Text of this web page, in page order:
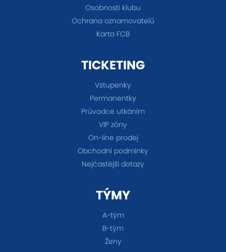
Osobnosti klubu
Ochrana oznamovatelů
Karta FCB
TICKETING
Vstupenky
Permanentky
Průvodce utkáním
VIP zóny
On-line prodej
Obchodní podmínky
Nejčastější dotazy
TÝMY
A-tým
B-tým
Ženy